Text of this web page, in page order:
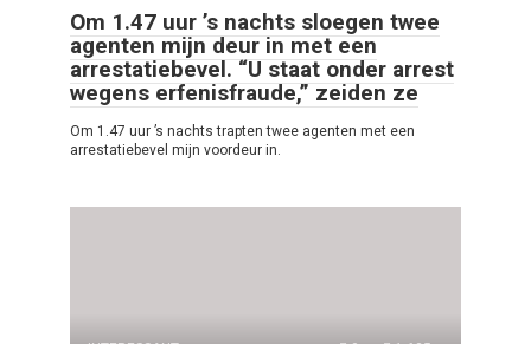
Om 1.47 uur ’s nachts sloegen twee
agenten mijn deur in met een
arrestatiebevel. “U staat onder arrest
wegens erfenisfraude,” zeiden ze
Om 1.47 uur ’s nachts trapten twee agenten met een
arrestatiebevel mijn voordeur in.